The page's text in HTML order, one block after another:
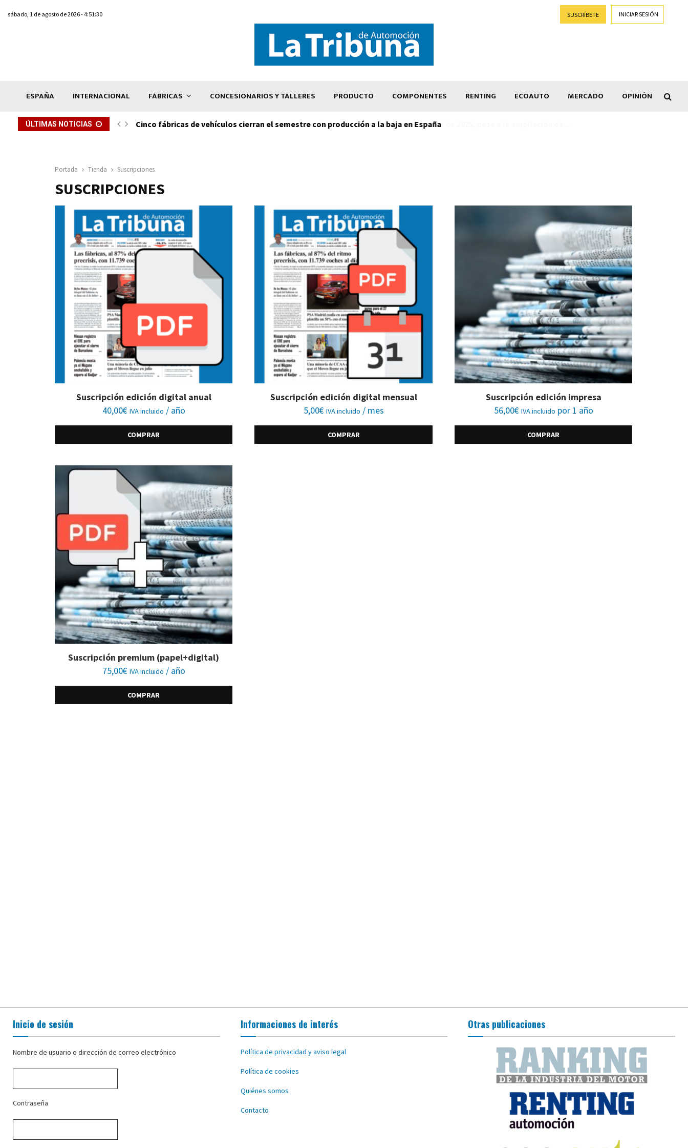
sábado, 1 de agosto de 2026 - 4:51:30 SUSCRÍBETE INICIAR SESIÓN
ESPAÑA INTERNACIONAL FÁBRICAS CONCESIONARIOS Y TALLERES PRODUCTO COMPONENTES RENTING ECOAUTO MERCADO OPINIÓN
ÚLTIMAS NOTICIAS
de... Cinco fábricas de vehículos cierran el semestre con producción a la baja en España
Portada Tienda Suscripciones
SUSCRIPCIONES
Suscripción edición digital anual
40,00€ IVA incluido / año
COMPRAR
Suscripción edición digital mensual
5,00€ IVA incluido / mes
COMPRAR
Suscripción edición impresa
56,00€ IVA incluido por 1 año
COMPRAR
Suscripción premium (papel+digital)
75,00€ IVA incluido / año
COMPRAR
Inicio de sesión
Nombre de usuario o dirección de correo electrónico
Contraseña
Informaciones de interés
Política de privacidad y aviso legal
Política de cookies
Quiénes somos
Contacto
Otras publicaciones